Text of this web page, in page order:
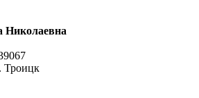
Николаевна
Троицк